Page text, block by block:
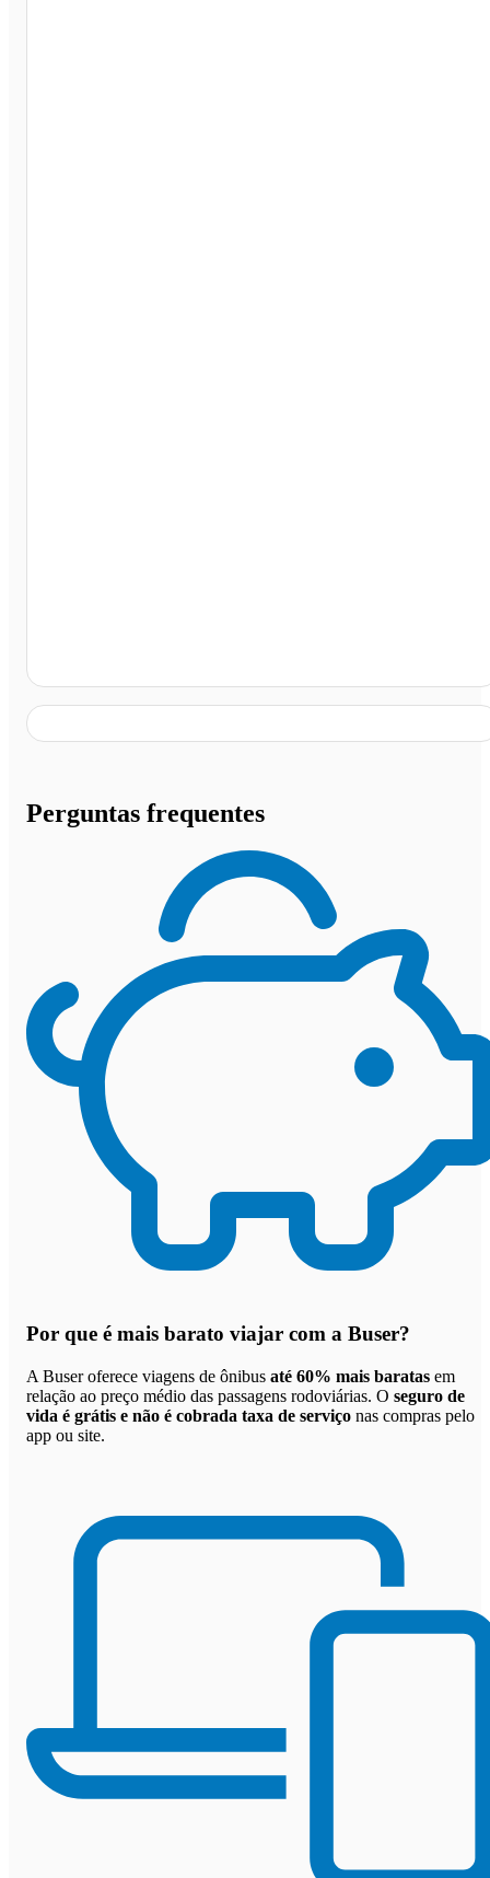
Perguntas frequentes
Por que é mais barato viajar com a Buser?
A Buser oferece viagens de ônibus até 60% mais baratas em
relação ao preço médio das passagens rodoviárias. O seguro de
vida é grátis e não é cobrada taxa de serviço nas compras pelo
app ou site.